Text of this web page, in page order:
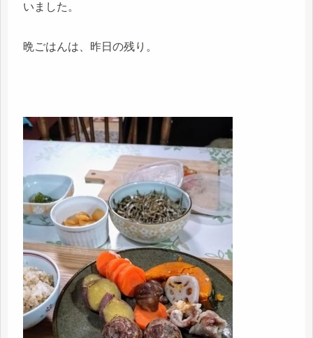
いました。
晩ごはんは、昨日の残り。